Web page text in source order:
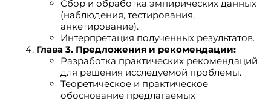
Сбор и обработка эмпирических данных
(наблюдения, тестирования,
анкетирование).
Интерпретация полученных результатов.
Глава 3. Предложения и рекомендации:
Разработка практических рекомендаций
для решения исследуемой проблемы.
Теоретическое и практическое
обоснование предлагаемых